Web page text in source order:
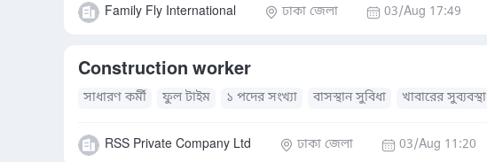
Family Fly International ঢাকা জেলা 03/Aug 17:49
Construction worker
সাধারণ কর্মী ফুল টাইম ১ পদের সংখ্যা বাসস্থান সুবিধা খাবারের সুব্যবস্থা
RSS Private Company Ltd ঢাকা জেলা 03/Aug 11:20